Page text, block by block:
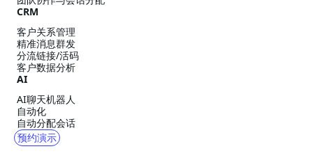
CRM
客户关系管理
精准消息群发
分流链接/活码
客户数据分析
AI
AI聊天机器人
自动化
自动分配会话
预约演示